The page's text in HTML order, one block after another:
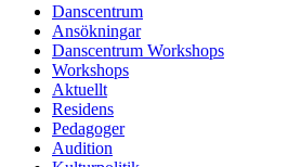
Danscentrum
Ansökningar
Danscentrum Workshops
Workshops
Aktuellt
Residens
Pedagoger
Audition